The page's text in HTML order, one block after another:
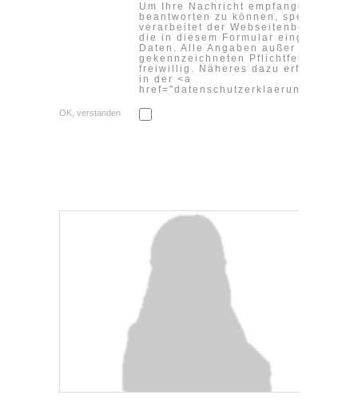
Um Ihre Nachricht empfangen und
beantworten zu können, speichert
verarbeitet der Webseitenbetreiber
die in diesem Formular
Daten. Alle Angaben außer in den
gekennzeichneten Pflichtfeldern sind
freiwillig. Näheres dazu erfahren Sie
in der <a
OK, verstanden